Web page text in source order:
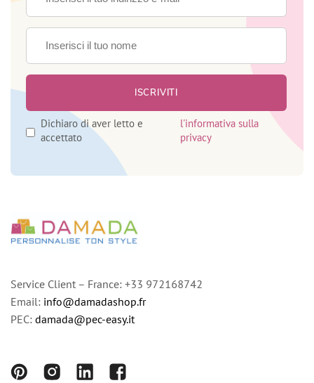
Dichiaro di aver letto e
accettato
l'informativa sulla
privacy
Service Client – France: +33 972168742
Email: info@damadashop.fr
PEC: damada@pec-easy.it